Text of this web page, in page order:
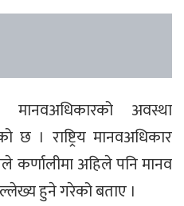
मानवअधिकारको अवस्था
। राष्ट्रिय मानवअधिकार
अहिले पनि मानव
हुने गरेको बताए ।